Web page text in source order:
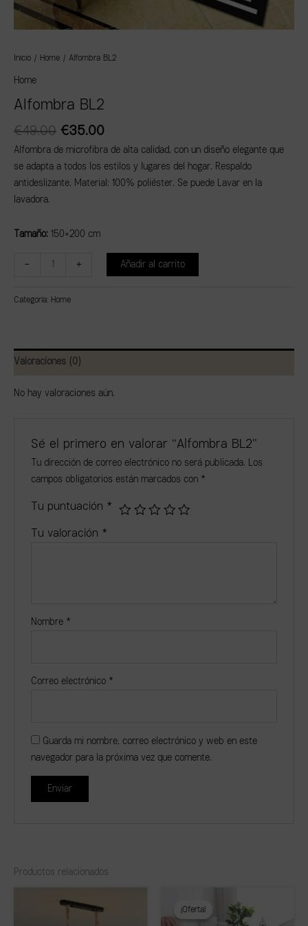
Inicio / Home / Alfombra BL2
Home
Alfombra BL2
€49.00 €35.00
Alfombra de microfibra de alta calidad, con un diseño elegante que
se adapta a todos los estilos y lugares del hogar. Respaldo
antideslizante. Material: 100% poliéster. Se puede Lavar en la
lavadora.
Tamaño: 150×200 cm
- + Añadir al carrito
Categoría: Home
Valoraciones (0)
No hay valoraciones aún.
Sé el primero en valorar “Alfombra BL2”
Tu dirección de correo electrónico no será publicada. Los
campos obligatorios están marcados con *
Tu puntuación *
Tu valoración *
Nombre *
Correo electrónico *
Guarda mi nombre, correo electrónico y web en este
navegador para la próxima vez que comente.
Productos relacionados
¡Oferta!
¡Oferta!
precio
original
precio
actual